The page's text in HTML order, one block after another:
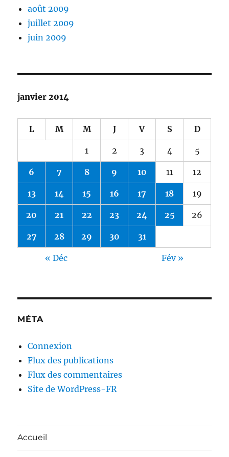
août 2009
juillet 2009
juin 2009
janvier 2014
L M M J V S D
1 2 3 4 5
6 7 8 9 10 11 12
13 14 15 16 17 18 19
20 21 22 23 24 25 26
27 28 29 30 31
« Déc Fév »
MÉTA
Connexion
Flux des publications
Flux des commentaires
Site de WordPress-FR
Accueil